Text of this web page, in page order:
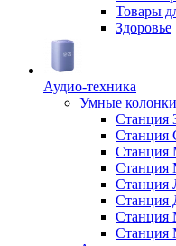
Товары
Здоровье
Аудио-техника
Умные
Станция
Станция
Станция
Станция
Станция
Станция
Станция
Станция